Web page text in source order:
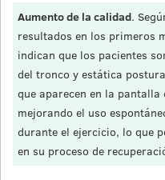
Aumento de la calidad.
resultados en los primeros
indican que los pacientes
del tronco y estática
que aparecen en la
mejorando el uso
durante el ejercicio, lo que
en su proceso de